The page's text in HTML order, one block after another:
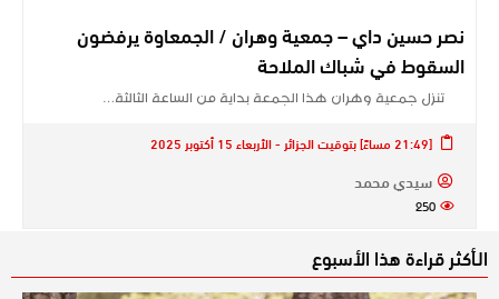
نصر حسين داي – جمعية وهران / الجمعاوة يرفضون
السقوط في شباك الملاحة
تنزل جمعية وهران هذا الجمعة بداية من الساعة الثالثة…
[21:49 مساءً] بتوقيت الجزائر - الأربعاء 15 أكتوبر 2025
سيدي محمد
250
الـأكثر قراءة هذا الأسبوع